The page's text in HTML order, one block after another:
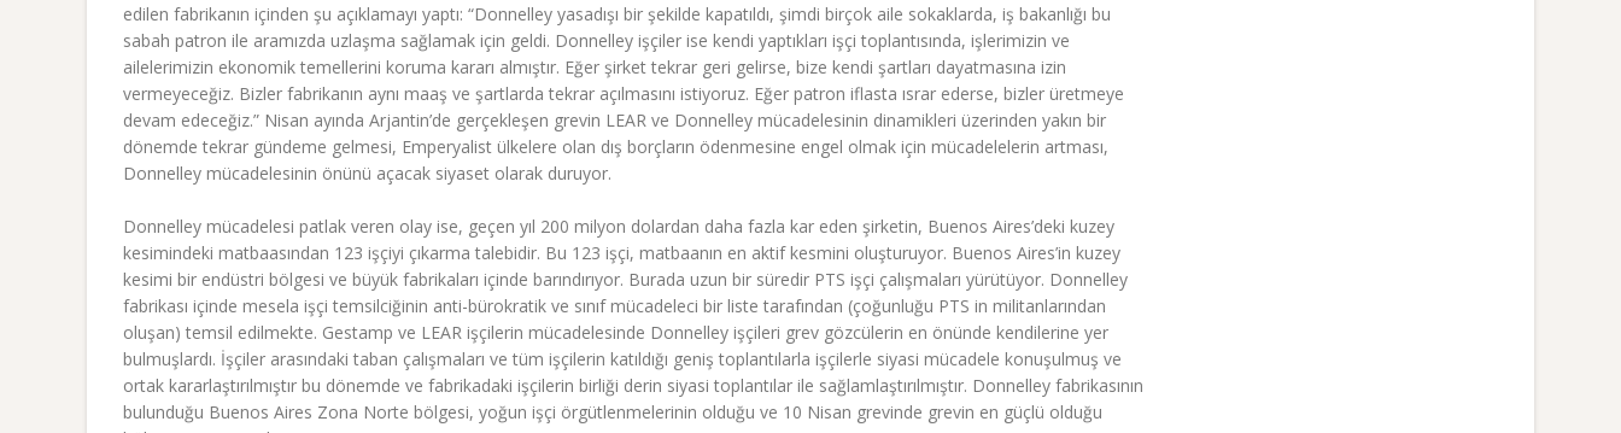
edilen fabrikanın içinden şu açıklamayı yaptı: “Donnelley yasadışı bir şekilde kapatıldı, şimdi birçok aile sokaklarda, iş bakanlığı bu
sabah patron ile aramızda uzlaşma sağlamak için geldi. Donnelley işçiler ise kendi yaptıkları işçi toplantısında, işlerimizin ve
ailelerimizin ekonomik temellerini koruma kararı almıştır. Eğer şirket tekrar geri gelirse, bize kendi şartları dayatmasına izin
vermeyeceğiz. Bizler fabrikanın aynı maaş ve şartlarda tekrar açılmasını istiyoruz. Eğer patron iflasta ısrar ederse, bizler üretmeye
devam edeceğiz.” Nisan ayında Arjantin’de gerçekleşen grevin LEAR ve Donnelley mücadelesinin dinamikleri üzerinden yakın bir
dönemde tekrar gündeme gelmesi, Emperyalist ülkelere olan dış borçların ödenmesine engel olmak için mücadelelerin artması,
Donnelley mücadelesinin önünü açacak siyaset olarak duruyor.
Donnelley mücadelesi patlak veren olay ise, geçen yıl 200 milyon dolardan daha fazla kar eden şirketin, Buenos Aires’deki kuzey
kesimindeki matbaasından 123 işçiyi çıkarma talebidir. Bu 123 işçi, matbaanın en aktif kesmini oluşturuyor. Buenos Aires’in kuzey
kesimi bir endüstri bölgesi ve büyük fabrikaları içinde barındırıyor. Burada uzun bir süredir PTS işçi çalışmaları yürütüyor. Donnelley
fabrikası içinde mesela işçi temsilciğinin anti-bürokratik ve sınıf mücadeleci bir liste tarafından (çoğunluğu PTS in militanlarından
oluşan) temsil edilmekte. Gestamp ve LEAR işçilerin mücadelesinde Donnelley işçileri grev gözcülerin en önünde kendilerine yer
bulmuşlardı. İşçiler arasındaki taban çalışmaları ve tüm işçilerin katıldığı geniş toplantılarla işçilerle siyasi mücadele konuşulmuş ve
ortak kararlaştırılmıştır bu dönemde ve fabrikadaki işçilerin birliği derin siyasi toplantılar ile sağlamlaştırılmıştır. Donnelley fabrikasının
bulunduğu Buenos Aires Zona Norte bölgesi, yoğun işçi örgütlenmelerinin olduğu ve 10 Nisan grevinde grevin en güçlü olduğu